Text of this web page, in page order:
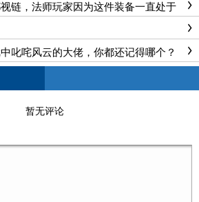
链，法师玩家因为这件装备一直处于
叱咤风云的大佬，你都还记得哪个？
也无人敢破！
暂无评论